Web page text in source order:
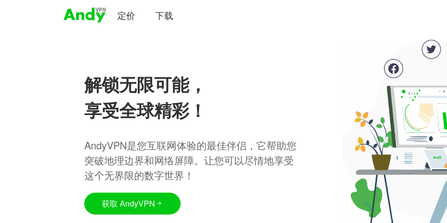
定价 下载
解锁无限可能，
享受全球精彩！
AndyVPN是您互联网体验的最佳伴侣，它帮助您
突破地理边界和网络屏障。让您可以尽情地享受
这个无界限的数字世界！
获取 AndyVPN